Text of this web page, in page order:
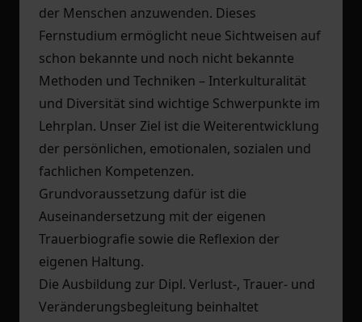
der Menschen anzuwenden. Dieses
Fernstudium ermöglicht neue Sichtweisen auf
schon bekannte und noch nicht bekannte
Methoden und Techniken – Interkulturalität
und Diversität sind wichtige Schwerpunkte im
Lehrplan. Unser Ziel ist die Weiterentwicklung
der persönlichen, emotionalen, sozialen und
fachlichen Kompetenzen.
Grundvoraussetzung dafür ist die
Auseinandersetzung mit der eigenen
Trauerbiografie sowie die Reflexion der
eigenen Haltung.
Die Ausbildung zur Dipl. Verlust-, Trauer- und
Veränderungsbegleitung beinhaltet